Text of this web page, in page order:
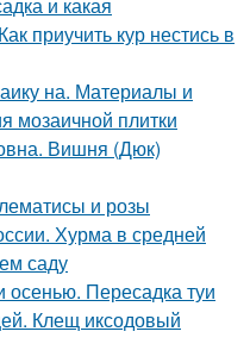
приучить кур нестись в
на. Материалы и
мозаичной плитки
Вишня (Дюк)
и розы
Хурма в средней
саду
осенью. Пересадка туи
Клещ иксодовый